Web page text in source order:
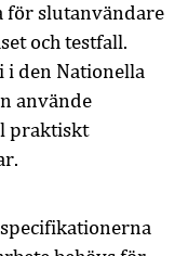
för slutanvändare
och testfall.
i den Nationella
använde
praktiskt